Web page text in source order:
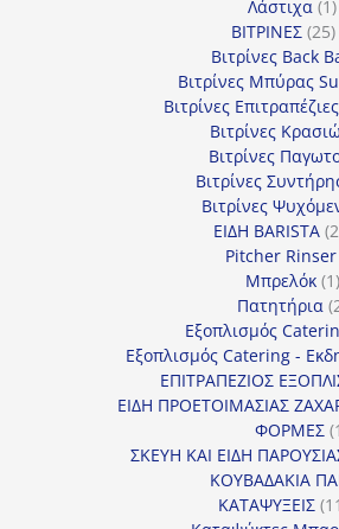
Λάστιχα 11
ΒΙΤΡΙΝΕΣ 2525
Βιτρίνες Back
Βιτρίνες Mπύρας
Βιτρίνες
Βιτρίνες
Βιτρίνες
Βιτρίνες
Βιτρίνες
ΕΙΔΗ BARISTA
Pitcher Rinser
Μπρελόκ 11
Πατητήρια
Εξοπλισμός
Εξοπλισμός Catering -
ΕΠΙΤΡΑΠΕΖΙΟΣ
ΕΙΔΗ ΠΡΟΕΤΟΙΜΑΣΙΑΣ
ΦΟΡΜΕΣ 1
ΣΚΕΥΗ ΚΑΙ ΕΙΔΗ
ΚΟΥΒΑΔΑΚΙΑ
ΚΑΤΑΨΥΞΕΙΣ 11